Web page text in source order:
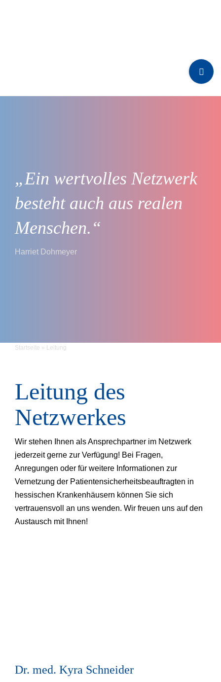
„Ein wertvolles Netzwerk
besteht auch aus realen
Menschen.“
Harriet Dohmeyer
Startseite » Leitung
Leitung des
Netzwerkes
Wir stehen Ihnen als Ansprechpartner im Netzwerk
jederzeit gerne zur Verfügung! Bei Fragen,
Anregungen oder für weitere Informationen zur
Vernetzung der Patientensicherheitsbeauftragten in
hessischen Krankenhäusern können Sie sich
vertrauensvoll an uns wenden. Wir freuen uns auf den
Austausch mit Ihnen!
Dr. med. Kyra Schneider
Toggle
Sliding